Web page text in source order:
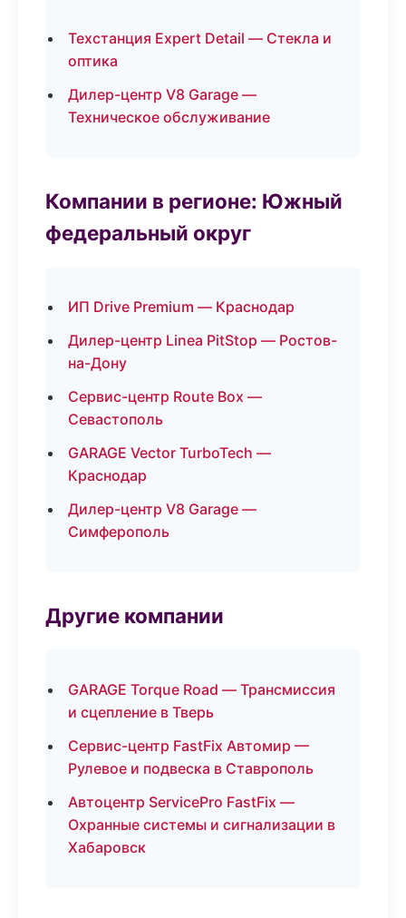
Техстанция Expert Detail — Стекла и
оптика
Дилер-центр V8 Garage —
Техническое обслуживание
Компании в регионе: Южный
федеральный округ
ИП Drive Premium — Краснодар
Дилер-центр Linea PitStop — Ростов-
на-Дону
Сервис-центр Route Box —
Севастополь
GARAGE Vector TurboTech —
Краснодар
Дилер-центр V8 Garage —
Симферополь
Другие компании
GARAGE Torque Road — Трансмиссия
и сцепление в Тверь
Сервис-центр FastFix Автомир —
Рулевое и подвеска в Ставрополь
Автоцентр ServicePro FastFix —
Охранные системы и сигнализации в
Хабаровск